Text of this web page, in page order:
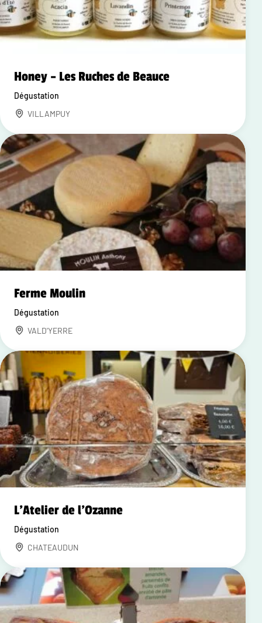
Honey – Les Ruches de Beauce
Dégustation
VILLAMPUY
Ferme Moulin
Dégustation
VALD'YERRE
L'Atelier de l'Ozanne
Dégustation
CHATEAUDUN